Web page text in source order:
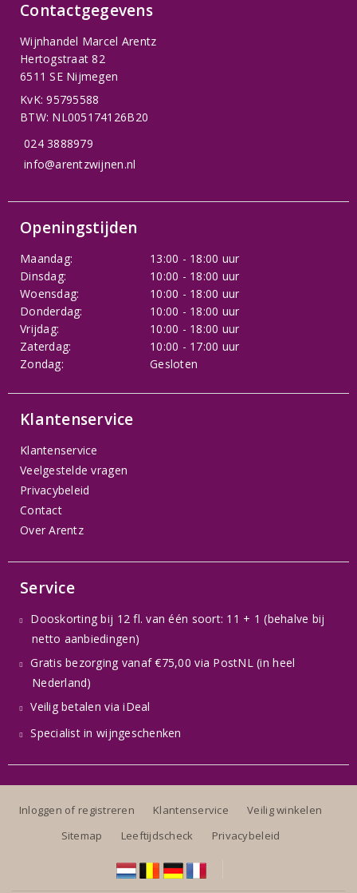
Contactgegevens
Wijnhandel Marcel Arentz
Hertogstraat 82
6511 SE Nijmegen
KvK: 95795588
BTW: NL005174126B20
024 3888979
info@arentzwijnen.nl
Openingstijden
Maandag:
13:00 - 18:00 uur
Dinsdag:
10:00 - 18:00 uur
Woensdag:
10:00 - 18:00 uur
Donderdag:
10:00 - 18:00 uur
Vrijdag:
10:00 - 18:00 uur
Zaterdag:
10:00 - 17:00 uur
Zondag:
Gesloten
Klantenservice
Klantenservice
Veelgestelde vragen
Privacybeleid
Contact
Over Arentz
Service
Dooskorting bij 12 fl. van één soort: 11 + 1 (behalve bij
netto aanbiedingen)
Gratis bezorging vanaf €75,00 via PostNL (in heel
Nederland)
Veilig betalen via iDeal
Specialist in wijngeschenken
Inloggen of registreren Klantenservice
Veilig winkelen
Sitemap
Leeftijdscheck Privacybeleid